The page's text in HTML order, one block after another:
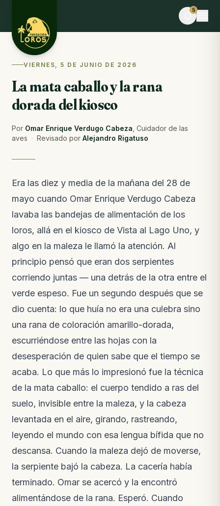
5
EN VIVO
voluntariado hoy
Tú también puedes ayudar · dona alimentos
Desafío La Libertad × TEAMLEN
Faltan 8 días · Cupos limitados
libertad o imán hacia el peligro
Del blog · la semana pasada
NOTAS DE CAMPO
Lo que pasó esta semana en la reserva
Notas de campo · hace 2 semanas
El video de la liberación de las guacamayas
Nuevo video · hace 3 semanas
VIERNES, 5 DE JUNIO DE 2026
La mata caballo y la rana
dorada del kiosco
Por Omar Enrique Verdugo Cabeza Cuidador de las
aves · Revisado por Alejandro Rigatuso
Era las diez y media de la mañana del 28 de
mayo cuando Omar Enrique Verdugo Cabeza
lavaba las bandejas de alimentación de los
loros, allá en el kiosco de Vista al Lago Uno, y
algo en la maleza le llamó la atención. Al
principio pensó que eran dos serpientes
corriendo juntas — una detrás de la otra entre el
verde espeso. Fue un segundo después que se
dio cuenta: lo que huía no era una culebra sino
una rana de coloración amarillo-dorada,
escurriéndose entre las hojas con la
desesperación de quien sabe que el tiempo se
acaba. Lo que más lo impresionó fue la técnica
de la mata caballo: el cuerpo tendido a ras del
suelo, invisible entre la maleza, y la cabeza
levantada en el aire, girando, rastreando,
leyendo el mundo con esa lengua bífida que no
descansa. Cuando la maleza dejó de moverse,
la serpiente bajó la cabeza. La cacería había
terminado. Omar se acercó y la encontró
alimentándose de la rana. Esperó. Cuando